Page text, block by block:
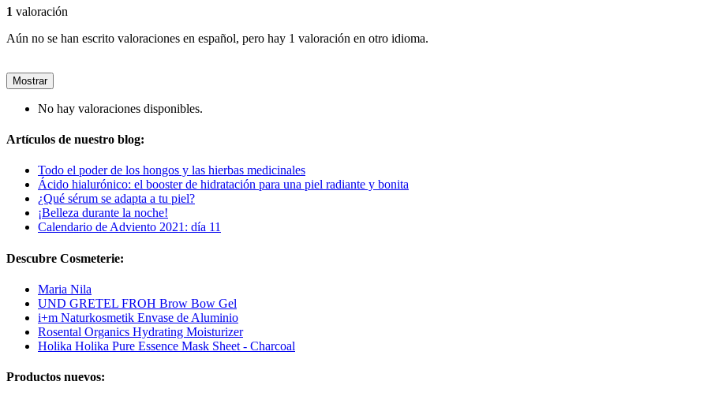
1 valoración
Aún no se han escrito valoraciones en español, pero hay 1 valoración en otro idioma.
Mostrar
No hay valoraciones disponibles.
Artículos de nuestro blog:
Todo el poder de los hongos y las hierbas medicinales
Ácido hialurónico: el booster de hidratación para una piel radiante y bonita
¿Qué sérum se adapta a tu piel?
¡Belleza durante la noche!
Calendario de Adviento 2021: día 11
Descubre Cosmeterie:
Maria Nila
UND GRETEL FROH Brow Bow Gel
i+m Naturkosmetik Envase de Aluminio
Rosental Organics Hydrating Moisturizer
Holika Holika Pure Essence Mask Sheet - Charcoal
Productos nuevos: